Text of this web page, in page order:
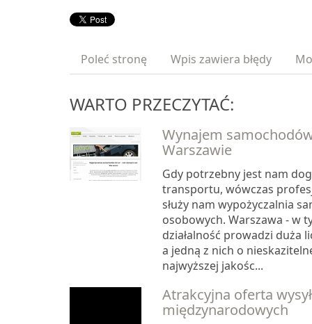
Poleć stronę Wpis zawiera błędy
WARTO PRZECZYTAĆ:
Wynajem
Warszawie
Gdy potrzebny jest nam
transportu, wówczas
służy nam wypożyczalnia
osobowych. Warszawa - w
działalność prowadzi duża
a jedną z nich o
najwyższej jakośc...
Atrakcyjna oferta
międzynarodowych